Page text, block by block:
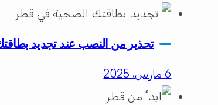
تحذير من النصب عند تجديد
6 مارس، 2025